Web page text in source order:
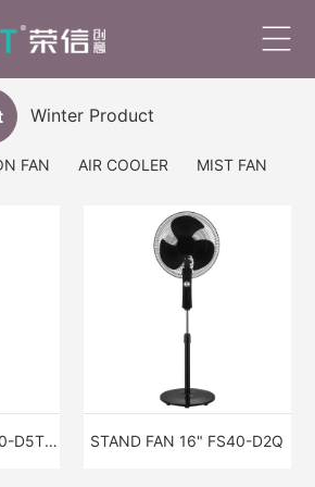
FAN AIR COOLER MIST FAN
Winter Product
16" STAND FAN SF40-D5T BLACK / WHITE STAND FAN 16" FS40-D2Q